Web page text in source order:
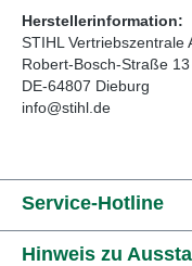
Herstellerinformation:
STIHL Vertriebszentrale
Robert-Bosch-Straße 13
DE-64807 Dieburg
info@stihl.de
Service-Hotline
Hinweis zu